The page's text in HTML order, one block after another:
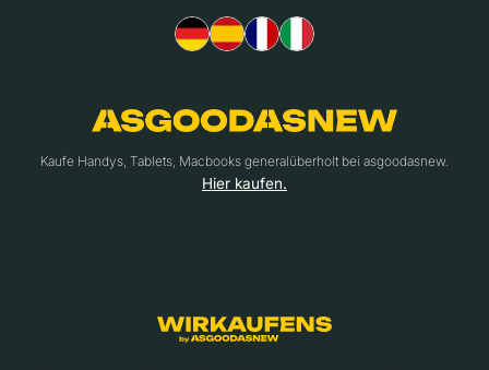
Kaufe Handys, Tablets, Macbooks generalüberholt bei asgoodasnew.
Hier kaufen.